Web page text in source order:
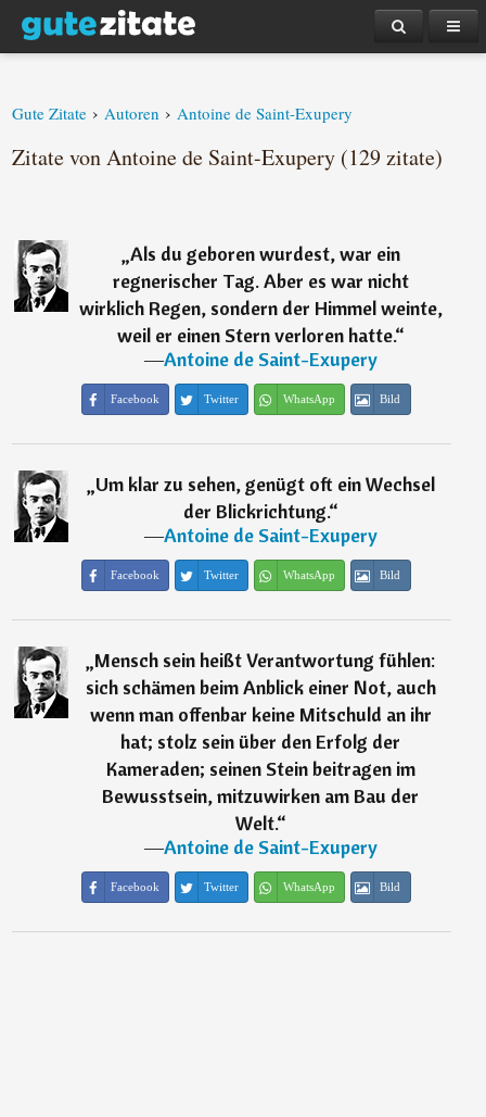
Gute Zitate › Autoren › Antoine de Saint-Exupery
Zitate von Antoine de Saint-Exupery (129 zitate)
„Als du geboren wurdest, war ein
regnerischer Tag. Aber es war nicht
wirklich Regen, sondern der Himmel weinte,
weil er einen Stern verloren hatte.“
―Antoine de Saint-Exupery
Facebook Twitter WhatsApp Bild
„Um klar zu sehen, genügt oft ein Wechsel
der Blickrichtung.“
―Antoine de Saint-Exupery
Facebook Twitter WhatsApp Bild
„Mensch sein heißt Verantwortung fühlen:
sich schämen beim Anblick einer Not, auch
wenn man offenbar keine Mitschuld an ihr
hat; stolz sein über den Erfolg der
Kameraden; seinen Stein beitragen im
Bewusstsein, mitzuwirken am Bau der
Welt.“
―Antoine de Saint-Exupery
Facebook Twitter WhatsApp Bild